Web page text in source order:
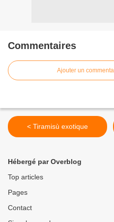
Commentaires
Ajouter un
< Tiramisù exotique
Hébergé par Overblog
Top articles
Pages
Contact